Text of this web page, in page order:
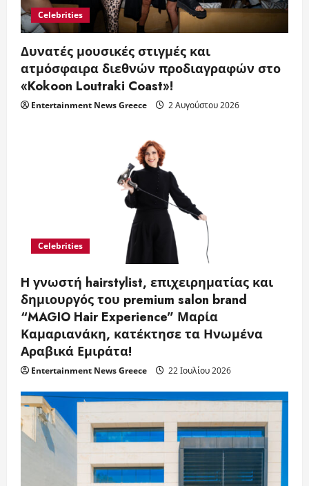
Celebrities
Δυνατές μουσικές στιγμές και
ατμόσφαιρα διεθνών προδιαγραφών στο
«Kokoon Loutraki Coast»!
Entertainment News Greece 2 Αυγούστου 2026
Celebrities
H γνωστή hairstylist, επιχειρηματίας και
δημιουργός του premium salon brand
“MAGIO Hair Experience” Μαρία
Καμαριανάκη, κατέκτησε τα Ηνωμένα
Αραβικά Εμιράτα!
Entertainment News Greece 22 Ιουλίου 2026